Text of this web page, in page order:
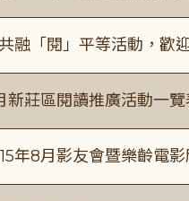
共融「閱」平等活動，歡
新莊區閱讀推廣活動一
年8月影友會暨樂齡電